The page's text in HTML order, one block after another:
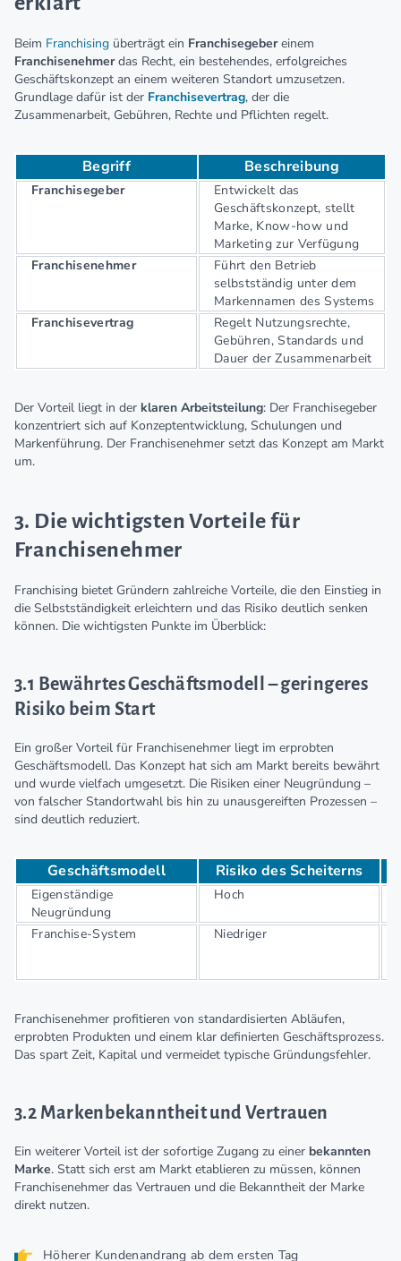
Beim Franchising überträgt ein Franchisegebereinem
Franchisenehmerdas Recht, ein bestehendes, erfolgreiches
Geschäftskonzept an einem weiteren Standort umzusetzen.
Grundlage dafür ist der Franchisevertrag, der die
Zusammenarbeit, Gebühren, Rechte und Pflichten regelt.
Begriff Beschreibung
Franchisegeber
Entwickelt das
Geschäftskonzept, stellt
Marke, Know-how und
Marketing zur Verfügung
Franchisenehmer
Führt den Betrieb
selbstständig unter dem
Markennamen des Systems
Franchisevertrag
Regelt Nutzungsrechte,
Gebühren, Standards und
Dauer der Zusammenarbeit
Der Vorteil liegt in der klaren Arbeitsteilung: Der Franchisegeber
konzentriert sich auf Konzeptentwicklung, Schulungen und
Markenführung. Der Franchisenehmer setzt das Konzept am Markt
um.
3. Die wichtigsten Vorteile für
Franchisenehmer
Franchising bietet Gründern zahlreiche Vorteile, die den Einstieg in
die Selbstständigkeit erleichtern und das Risiko deutlich senken
können. Die wichtigsten Punkte im Überblick:
3.1 Bewährtes Geschäftsmodell – geringeres
Risiko beim Start
Ein großer Vorteil für Franchisenehmer liegt im erprobten
Geschäftsmodell. Das Konzept hat sich am Markt bereits bewährt
und wurde vielfach umgesetzt. Die Risiken einer Neugründung –
von falscher Standortwahl bis hin zu unausgereiften Prozessen –
sind deutlich reduziert.
Geschäftsmodell Risiko des Scheiterns
Eigenständige
Neugründung
Hoch
Franchise-System
Niedriger
Franchisenehmer profitieren von standardisierten Abläufen,
erprobten Produkten und einem klar definierten Geschäftsprozess.
Das spart Zeit, Kapital und vermeidet typische Gründungsfehler.
3.2 Markenbekanntheit und Vertrauen
Ein weiterer Vorteil ist der sofortige Zugang zu einer bekannten
Marke. Statt sich erst am Markt etablieren zu müssen, können
Franchisenehmer das Vertrauen und die Bekanntheit der Marke
direkt nutzen.
Höherer Kundenandrang ab dem ersten Tag